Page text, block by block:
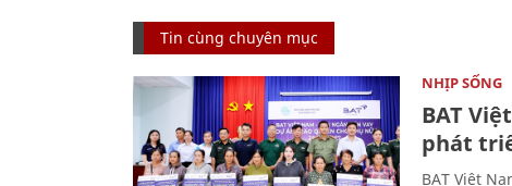
Tin cùng chuyên mục
NHỊP SỐNG
BAT
phát
BAT Việt